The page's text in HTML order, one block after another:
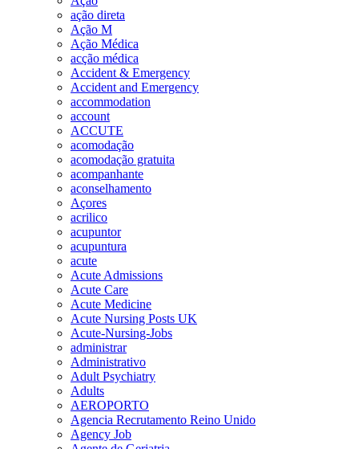
ação direta
Ação M
Ação Médica
acção médica
Accident & Emergency
Accident and Emergency
accommodation
account
ACCUTE
acomodação
acomodação gratuita
acompanhante
aconselhamento
Açores
acrilico
acupuntor
acupuntura
acute
Acute Admissions
Acute Care
Acute Medicine
Acute Nursing Posts UK
Acute-Nursing-Jobs
administrar
Administrativo
Adult Psychiatry
Adults
AEROPORTO
Agencia Recrutamento Reino Unido
Agency Job